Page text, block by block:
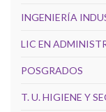
INGENIERÍA
LIC EN
POSGRADOS
T. U. HIGIENE Y